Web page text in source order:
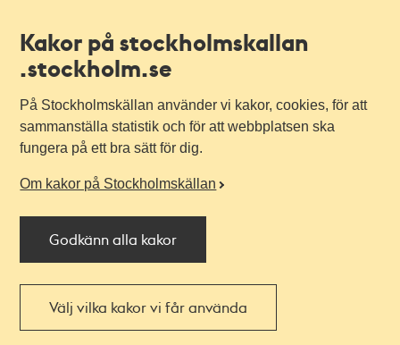
Kakor på stockholmskallan
.stockholm.se
På Stockholmskällan använder vi kakor, cookies, för att
sammanställa statistik och för att webbplatsen ska
fungera på ett bra sätt för dig.
Om kakor på Stockholmskällan
Godkänn alla kakor
Välj vilka kakor vi får använda